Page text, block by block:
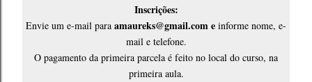
Inscrições:
Envie um e-mail para amaureks@gmail.com e informe nome, e-
mail e telefone.
O pagamento da primeira parcela é feito no local do curso, na
primeira aula.